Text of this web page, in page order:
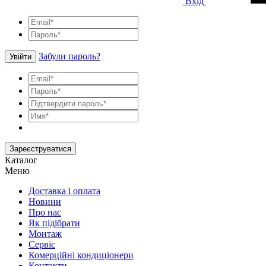
Увійти Забули пароль?
Зареєструватися
Каталог
Меню
Доставка і оплата
Новини
Про нас
Як підібрати
Монтаж
Сервіс
Комерційні кондиціонери